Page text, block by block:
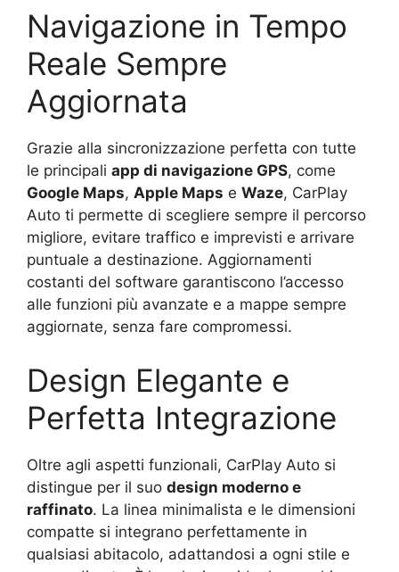
Navigazione in Tempo
Reale Sempre
Aggiornata
Grazie alla sincronizzazione perfetta con tutte
le principali app di navigazione GPS, come
Google Maps, Apple Maps e Waze, CarPlay
Auto ti permette di scegliere sempre il percorso
migliore, evitare traffico e imprevisti e arrivare
puntuale a destinazione. Aggiornamenti
costanti del software garantiscono l’accesso
alle funzioni più avanzate e a mappe sempre
aggiornate, senza fare compromessi.
Design Elegante e
Perfetta Integrazione
Oltre agli aspetti funzionali, CarPlay Auto si
distingue per il suo design moderno e
raffinato. La linea minimalista e le dimensioni
compatte si integrano perfettamente in
qualsiasi abitacolo, adattandosi a ogni stile e